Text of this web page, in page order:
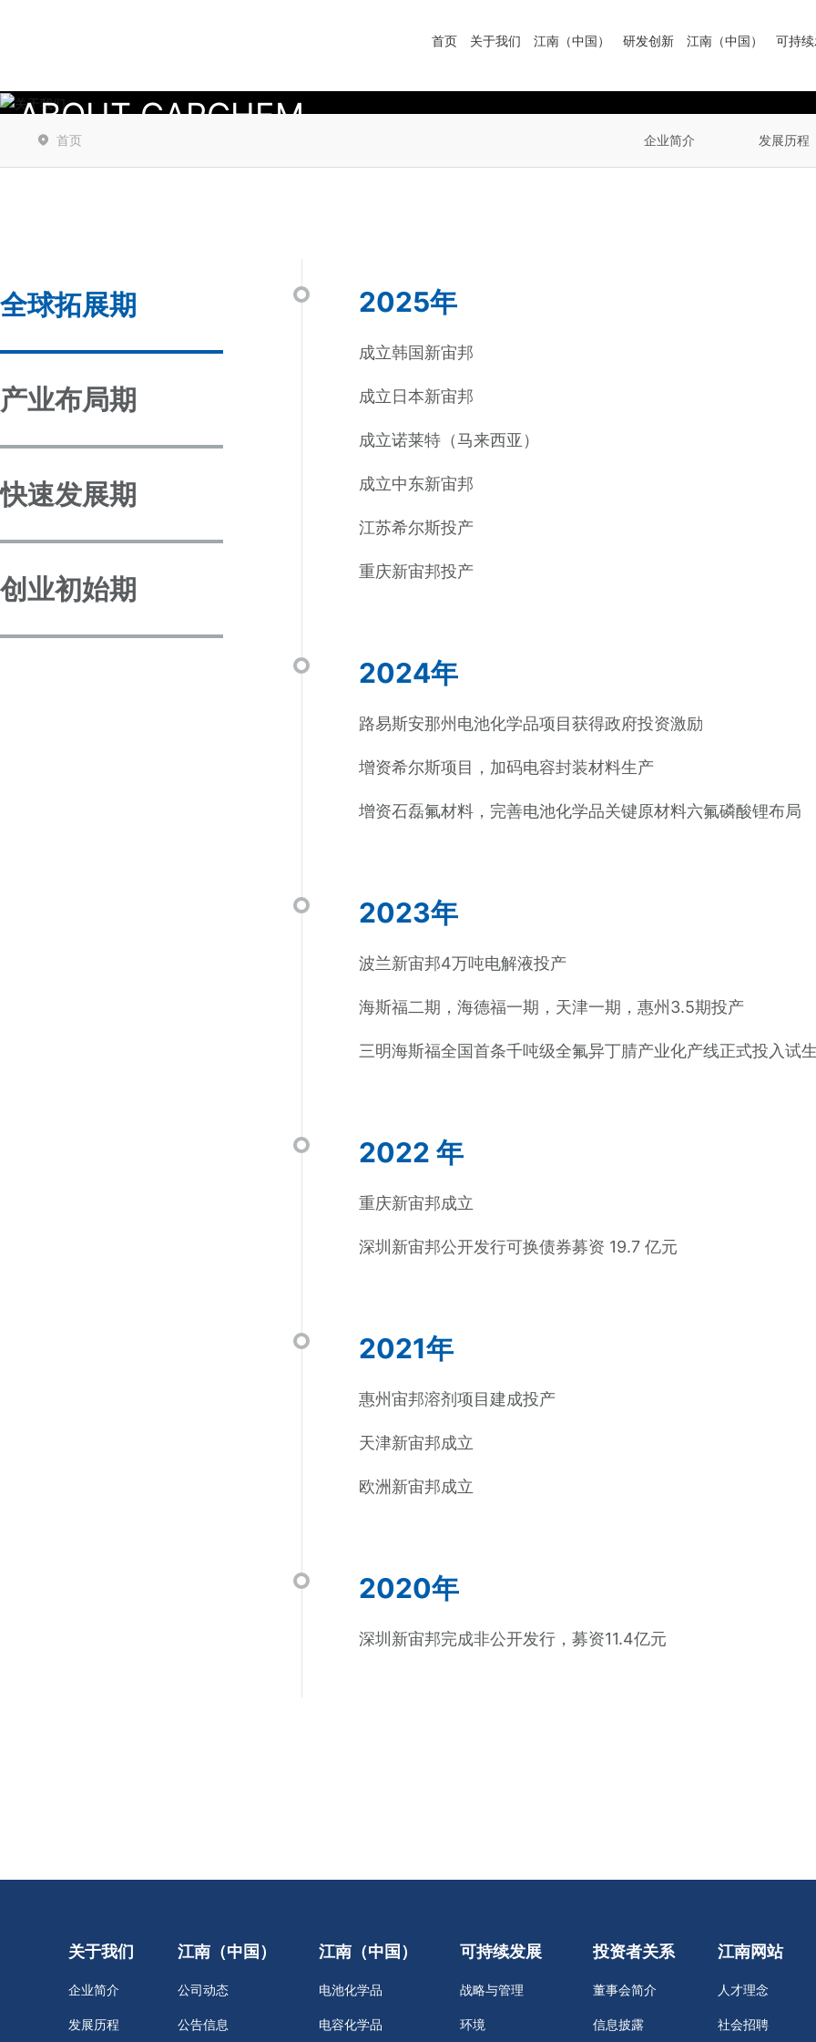
首页 关于我们 江南（中国） 研发创新 江南（中国） 可持
ABOUT CAPCHEM
首页 企业简介 发展历程
全球拓展期
产业布局期
快速发展期
创业初始期
2025年
成立韩国新宙邦
成立日本新宙邦
成立诺莱特（马来西亚）
成立中东新宙邦
江苏希尔斯投产
重庆新宙邦投产
2024年
路易斯安那州电池化学品项目获得政府投资激励
增资希尔斯项目，加码电容封装材料生产
增资石磊氟材料，完善电池化学品关键原材料六氟磷酸锂布局
2023年
波兰新宙邦4万吨电解液投产
海斯福二期，海德福一期，天津一期，惠州3.5期投产
三明海斯福全国首条千吨级全氟异丁腈产业化产线正式投入试
2022 年
重庆新宙邦成立
深圳新宙邦公开发行可换债券募资 19.7 亿元
2021年
惠州宙邦溶剂项目建成投产
天津新宙邦成立
欧洲新宙邦成立
2020年
深圳新宙邦完成非公开发行，募资11.4亿元
关于我们
企业简介
发展历程
江南（中国）
公司动态
公告信息
江南（中国）
电池化学品
电容化学品
可持续发展
战略与管理
环境
投资者关系
董事会简介
信息披露
江南网站
人才理念
社会招聘